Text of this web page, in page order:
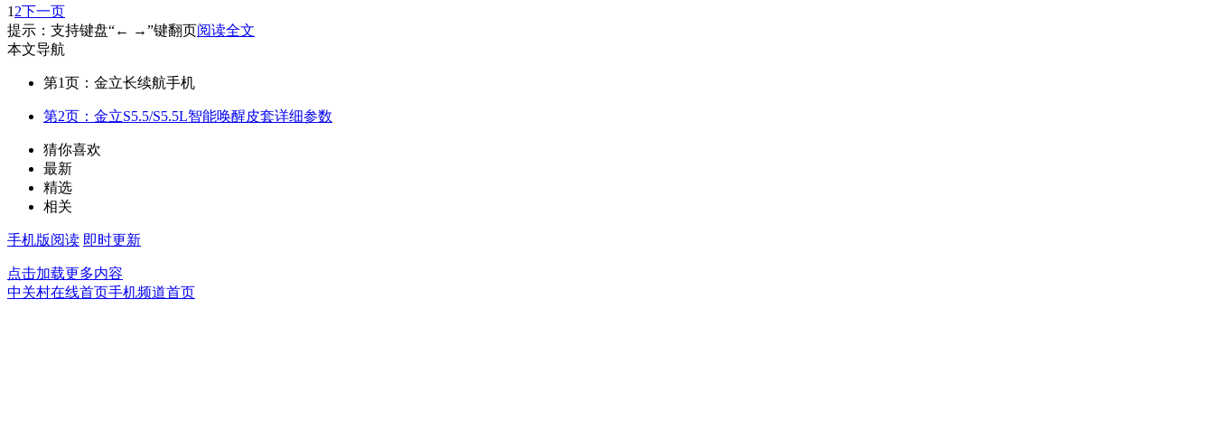
1 2下一页
提示：支持键盘“← →”键翻页阅读全文
本文导航
第1页：金立长续航手机
第2页：金立S5.5/S5.5L智能唤醒皮套详细参数
猜你喜欢
最新
精选
相关
手机版阅读 即时更新
点击加载更多内容
中关村在线首页手机频道首页